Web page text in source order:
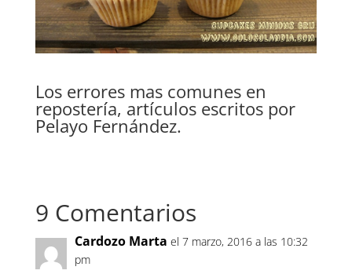
Los errores mas comunes en
repostería, artículos escritos por
Pelayo Fernández.
9 Comentarios
Cardozo Marta el 7 marzo, 2016 a las 10:32
pm